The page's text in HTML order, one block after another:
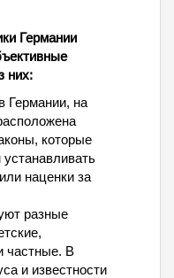
Германии
них:
Германии, на
которые
наценки за
разные
частные. В
и известности